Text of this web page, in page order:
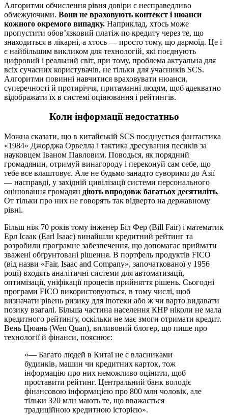
Алгоритми обчислення рівня довіри є несправедливо
обмежуючими. Вони не враховують контекст і нюанси
кожного окремого випадку. Наприклад, хтось може
пропустити обов’язковий платіж по кредиту через те, що
знаходиться в лікарні, а хтось — просто тому, що дармоїд. Це і
є найбільшим викликом для технологій, які поєднують
цифровий і реальний світ, при тому, проблема актуальна для
всіх сучасних користувачів, не тільки для учасників SCS.
Алгоритми повинні навчитися враховувати нюанси,
суперечності й протиріччя, притаманні людям, щоб адекватно
відображати їх в системі оцінювання і рейтингів.
Коли інформації недостатньо
Можна сказати, що в китайській SCS поєднується фантастика
«1984» Джорджа Орвелла і тактика дресування песиків за
науковцем Іваном Павловим. Поводься, як порядний
громадянин, отримуй винагороду і переконуй сам себе, що
тебе все влаштовує. Але не будьмо занадто суворими до Азії
— насправді, у західній цивілізації системи персонального
оцінювання громадян діють впродовж багатьох десятиліть.
От тільки про них не говорять так відверто на державному
рівні.
Більш ніж 70 років тому інженер Біл Фер (Bill Fair) і математик
Ерл Ісаак (Earl Isaac) винайшли кредитний рейтинг та
розробили програмне забезпечення, що допомагає приймати
зважені обґрунтовані рішення. В портфель продуктів FICO
(від назви «Fair, Isaac and Company», започаткованої у 1956
році) входять аналітичні системи для автоматизації,
оптимізації, уніфікації процесів прийняття рішень. Сьогодні
програми FICO використовуються, в тому числі, щоб
визначати рівень ризику для іпотеки або ж чи варто видавати
позику взагалі. Більша частина населення КНР ніколи не мала
кредитного рейтингу, оскільки не має змоги отримати кредит.
Вень Цюань (Wen Quan), впливовий блогер, що пише про
технології й фінанси, пояснює:
«— Багато людей в Китаї не є власниками
будинків, машин чи кредитних карток, тож
інформацію про них неможливо оцінити, щоб
проставити рейтинг. Центральний банк володіє
фінансовою інформацією про 800 млн чоловік, але
тільки 320 млн мають те, що вважається
традиційною кредитною історією».